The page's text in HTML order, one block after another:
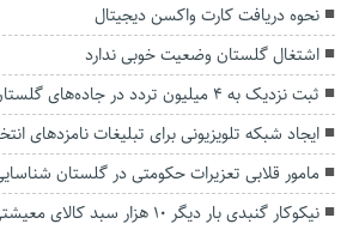
نحوه دریافت کارت واکسن دیجیتال
اشتغال گلستان وضعیت خوبی ندارد
ثبت نزدیک به ۴ میلیون تردد در جاده‌های گلستان در هفته آخر تیرماه
ایجاد شبکه تلویزیونی برای تبلیغات نامزدهای
مامور قلابی تعزیرات حکومتی در گلستان
نیکوکار گنبدی بار دیگر ۱۰ هزار سبد کالای معیشتی کمک کرد